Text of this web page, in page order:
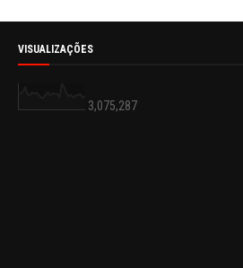
VISUALIZAÇÕES
3,075,287